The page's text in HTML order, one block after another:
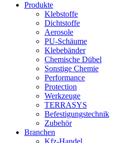
Produkte
Klebstoffe
Dichtstoffe
Aerosole
PU-Schäume
Klebebänder
Chemische Dübel
Sonstige Chemie
Performance
Protection
Werkzeuge
TERRASYS
Befestigungstechnik
Zubehör
Branchen
Kfz-Handel